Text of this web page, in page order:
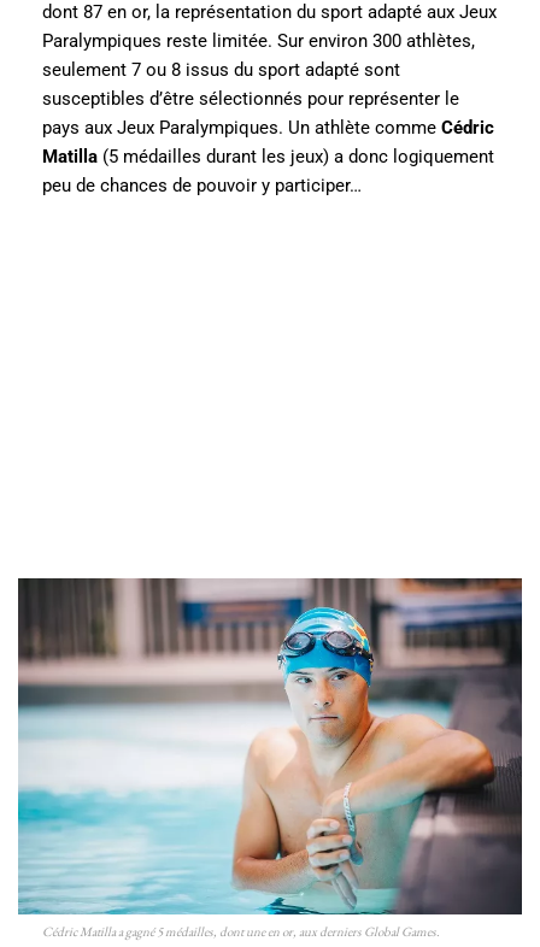
dont 87 en or, la représentation du sport adapté aux Jeux
Paralympiques reste limitée. Sur environ 300 athlètes,
seulement 7 ou 8 issus du sport adapté sont
susceptibles d’être sélectionnés pour représenter le
pays aux Jeux Paralympiques. Un athlète comme Cédric
Matilla (5 médailles durant les jeux) a donc logiquement
peu de chances de pouvoir y participer…
Cédric Matilla a gagné 5 médailles, dont une en or, aux derniers Global Games.